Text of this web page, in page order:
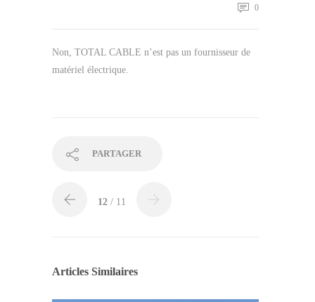
0
Non, TOTAL CABLE n’est pas un fournisseur de
matériel électrique.
PARTAGER
12 / 11
Articles Similaires